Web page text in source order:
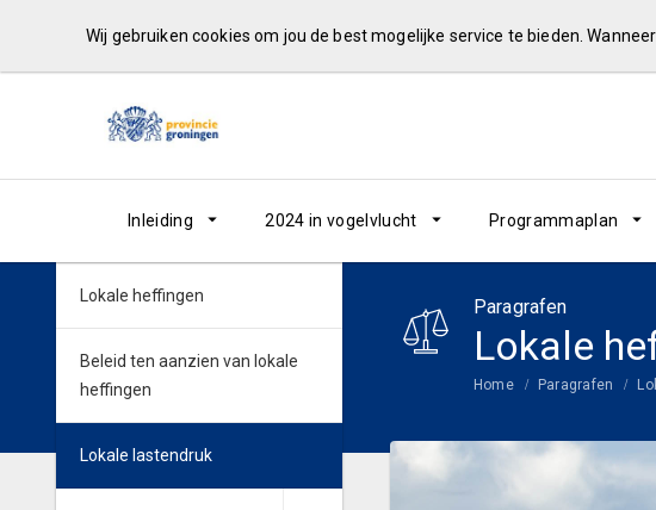
Wij gebruiken cookies om jou de best mogelijke service te bieden.
Inleiding 2024 in vogelvlucht Programmaplan
Paragrafen
Lokale
Home Paragrafen
Lokale heffingen
Beleid ten aanzien van lokale
heffingen
Lokale lastendruk